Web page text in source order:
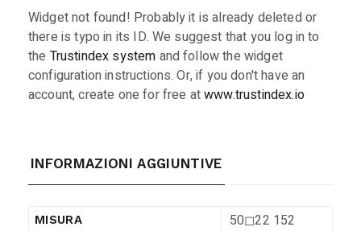
Widget not found! Probably it is already deleted or
there is typo in its ID. We suggest that you log in to
the Trustindex system and follow the widget
configuration instructions. Or, if you don't have an
account, create one for free atwww.trustindex.io
INFORMAZIONI AGGIUNTIVE
MISURA 50◻︎22 152